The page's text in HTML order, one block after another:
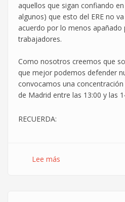
aquellos que sigan confiando
algunos) que esto del ERE no
acuerdo por lo menos apañado
trabajadores.
Como nosotros creemos que
que mejor podemos defender
convocamos una
de Madrid entre las 13:00 y las
RECUERDA:
Lee más